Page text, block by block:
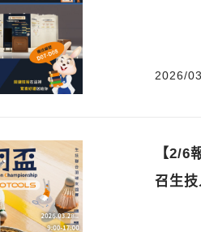
2026/
【2/6
召生